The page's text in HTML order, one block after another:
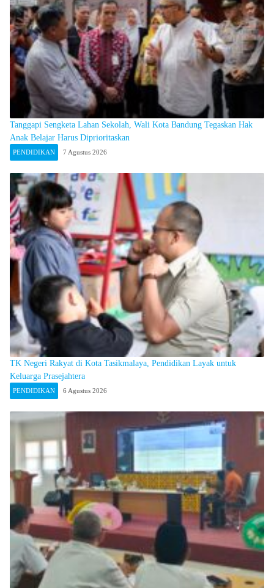
Tanggapi Sengketa Lahan Sekolah, Wali Kota Bandung Tegaskan Hak
Anak Belajar Harus Diprioritaskan
PENDIDIKAN 7 Agustus 2026
TK Negeri Rakyat di Kota Tasikmalaya, Pendidikan Layak untuk
Keluarga Prasejahtera
PENDIDIKAN 6 Agustus 2026